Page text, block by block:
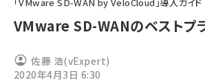
加藤銘のチーム貢献～仲間と築い
北海道をのんびり旅する晴山佳須夫
VMware SD-WANのベストプ
佐藤 浩(vExpert)
2020年4月3日 6:30